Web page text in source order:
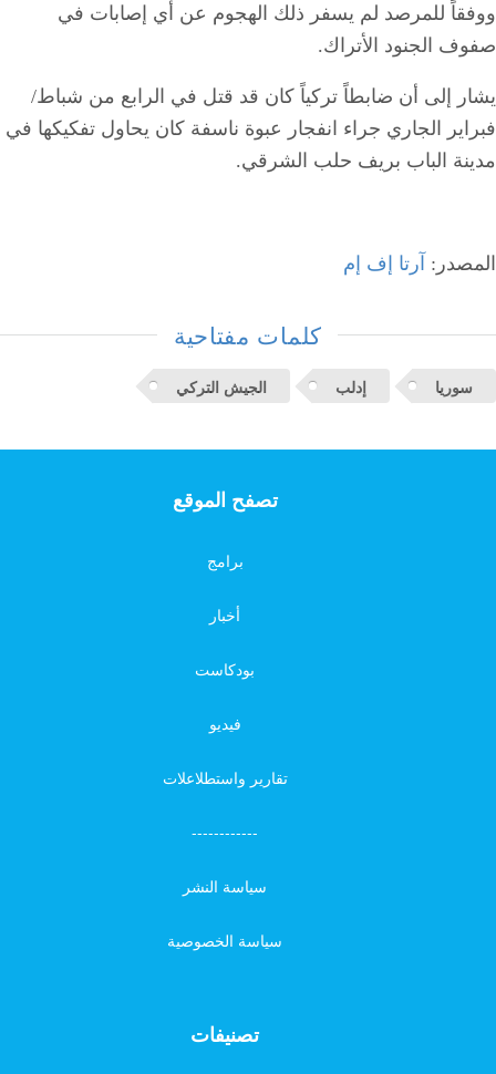
ووفقاً للمرصد لم يسفر ذلك الهجوم عن أي إصابات في
صفوف الجنود الأتراك.
يشار إلى أن ضابطاً تركياً كان قد قتل في الرابع من شباط/
فبراير الجاري جراء انفجار عبوة ناسفة كان يحاول تفكيكها في
مدينة الباب بريف حلب الشرقي.
المصدر: آرتا إف إم
كلمات مفتاحية
الجيش التركي إدلب سوريا
تصفح الموقع
برامج
أخبار
بودكاست
فيديو
تقارير واستطلاعلات
------------
سياسة النشر
سياسة الخصوصية
تصنيفات